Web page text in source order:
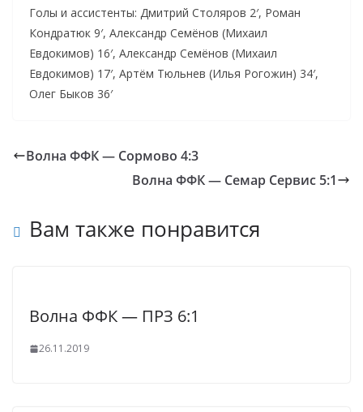
Голы и ассистенты: Дмитрий Столяров 2′, Роман
Кондратюк 9′, Александр Семёнов (Михаил
Евдокимов) 16′, Александр Семёнов (Михаил
Евдокимов) 17′, Артём Тюльнев (Илья Рогожин) 34′,
Олег Быков 36′
Волна ФФК — Сормово 4:3
Волна ФФК — Семар Сервис 5:1
Вам также понравится
Волна ФФК — ПРЗ 6:1
26.11.2019